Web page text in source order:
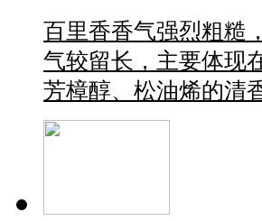
百里香香气强烈粗糙
气较留长，主要体现
芳樟醇、松油烯的清